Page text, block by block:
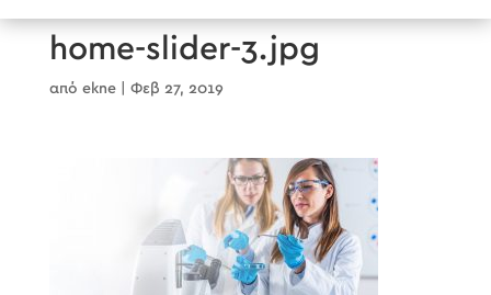
home-slider-3.jpg
από ekne| Φεβ 27, 2019